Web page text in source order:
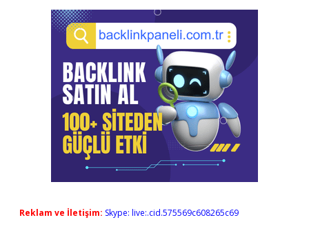
Reklam ve İletişim: Skype: live:.cid.575569c608265c69